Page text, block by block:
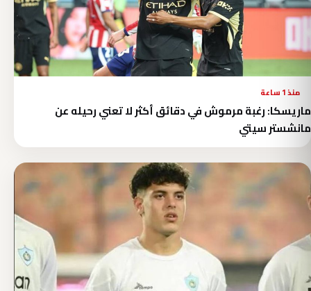
منذ 1 ساعة
ماريسكا: رغبة مرموش في دقائق أكثر لا تعني رحيله عن
مانشستر سيتي